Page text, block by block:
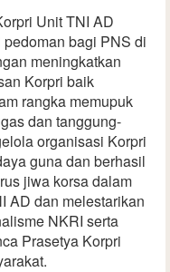
Unit TNI AD
bagi PNS di
meningkatkan
Korpri baik
rangka memupuk
dan tanggung-
organisasi Korpri
guna dan berhasil
jiwa korsa dalam
AD dan melestarikan
NKRI serta
Prasetya Korpri